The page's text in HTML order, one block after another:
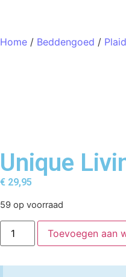
Home / Beddengoed /
Unique
€ 29,95
59 op voorraad
Toevoegen aan